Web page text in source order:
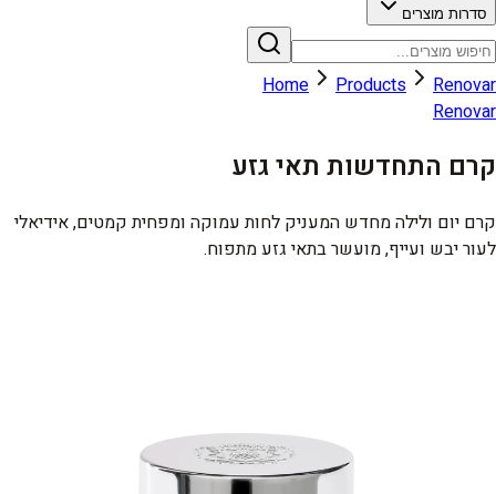
סדרות מוצרים
Home Products
Renovar
Renovar
קרם התחדשות תאי גזע
קרם יום ולילה מחדש המעניק לחות עמוקה ומפחית קמטים, אידיאלי
לעור יבש ועייף, מועשר בתאי גזע מתפוח.